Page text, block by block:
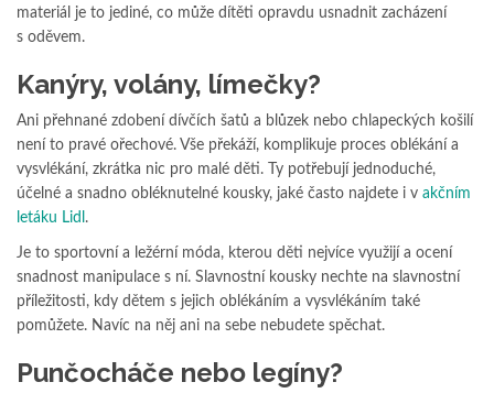
materiál je to jediné, co může dítěti opravdu usnadnit zacházení
s oděvem.
Kanýry, volány, límečky?
Ani přehnané zdobení dívčích šatů a blůzek nebo chlapeckých košilí
není to pravé ořechové. Vše překáží, komplikuje proces oblékání a
vysvlékání, zkrátka nic pro malé děti. Ty potřebují jednoduché,
účelné a snadno obléknutelné kousky, jaké často najdete i v akčním
letáku Lidl .
Je to sportovní a ležérní móda, kterou děti nejvíce využijí a ocení
snadnost manipulace s ní. Slavnostní kousky nechte na slavnostní
příležitosti, kdy dětem s jejich oblékáním a vysvlékáním také
pomůžete. Navíc na něj ani na sebe nebudete spěchat.
Punčocháče nebo legíny?